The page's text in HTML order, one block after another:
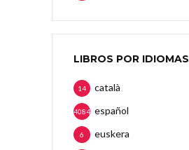
LIBROS POR IDIOMAS
català
14
español
4084
euskera
6